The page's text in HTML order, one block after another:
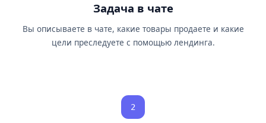
Задача в чате
Вы описываете в чате, какие товары продаете и какие
цели преследуете с помощью лендинга.
2